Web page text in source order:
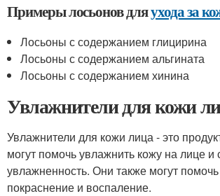
Примеры лосьонов дляухода за
Лосьоны с содержанием глицирина
Лосьоны с содержанием альгината
Лосьоны с содержанием хинина
Увлажнители для кожи
Увлажнители для кожи лица - это
могут помочь увлажнить кожу на лице и
увлажненность. Они также могут
покраснение и воспаление.